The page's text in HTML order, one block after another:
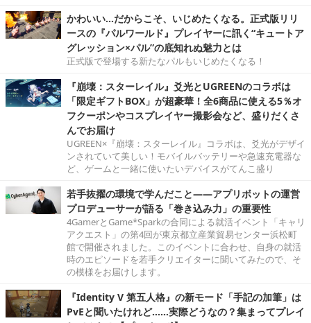
かわいい…だからこそ、いじめたくなる。正式版リリ
ースの『パルワールド』プレイヤーに訊く“キュートア
グレッション×パル”の底知れぬ魅力とは
正式版で登場する新たなパルもいじめたくなる！
『崩壊：スターレイル』爻光とUGREENのコラボは
「限定ギフトBOX」が超豪華！全6商品に使える5％オ
フクーポンやコスプレイヤー撮影会など、盛りだくさ
んでお届け
UGREEN×『崩壊：スターレイル』コラボは、爻光がデザイ
ンされていて美しい！モバイルバッテリーや急速充電器な
ど、ゲームと一緒に使いたいデバイスがてんこ盛り
若手抜擢の環境で学んだこと――アプリボットの運営
プロデューサーが語る「巻き込み力」の重要性
4GamerとGame*Sparkの合同による就活イベント「キャリ
アクエスト」の第4回が東京都立産業貿易センター浜松町
館で開催されました。このイベントに合わせ、自身の就活
時のエピソードを若手クリエイターに聞いてみたので、そ
の模様をお届けします。
『Identity V 第五人格』の新モード「手記の加筆」は
PvEと聞いたけれど……実際どうなの？集まってプレイ